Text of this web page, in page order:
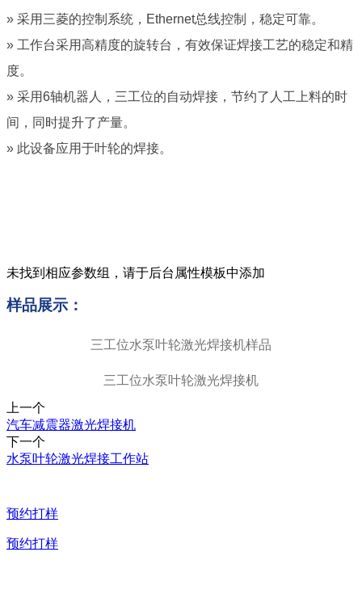
» 采用三菱的控制系统，Ethernet总线控制，稳定可靠。
» 工作台采用高精度的旋转台，有效保证焊接工艺的稳定和精
度。
» 采用6轴机器人，三工位的自动焊接，节约了人工上料的时
间，同时提升了产量。
» 此设备应用于叶轮的焊接。
未找到相应参数组，请于后台属性模板中添加
样品展示：
三工位水泵叶轮激光焊接机样品
三工位水泵叶轮激光焊接机
上一个
汽车减震器激光焊接机
下一个
水泵叶轮激光焊接工作站
预约打样
预约打样